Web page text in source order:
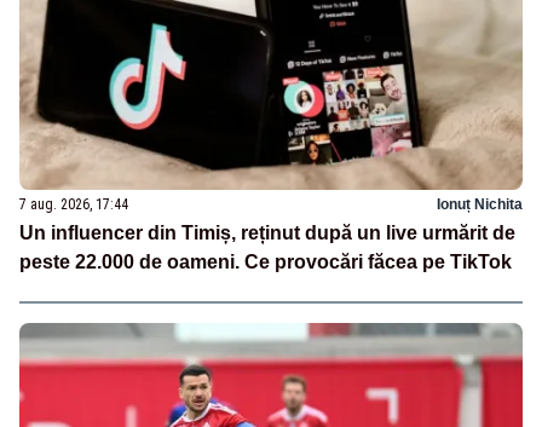
7 aug. 2026, 17:44 Ionuț Nichita
Un influencer din Timiș, reținut după un live urmărit de
peste 22.000 de oameni. Ce provocări făcea pe TikTok